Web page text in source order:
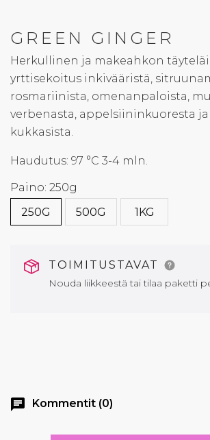
GREEN GINGER
Herkullinen ja makeahkon
yrttisekoitus inkivääristä,
rosmariinista, omenanpaloista,
verbenasta, appelsiininkuoresta
kukkasista.
Haudutus: 97 °C 3-4 mln.
Paino: 250g
250G
500G 1KG
TOIMITUSTAVAT
Nouda liikkeestä tai tilaa paketti
chat Kommentit (0)